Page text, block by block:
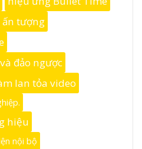
tượng
đảo ngược
lan tỏa video
hiệu
nội bộ